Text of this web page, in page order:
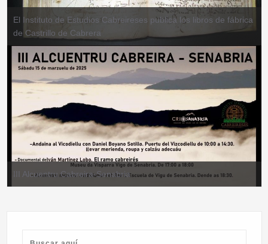
El Instituto de Estudios Cabreireses publica los libros de fábrica
de Castrillo de Cabrera
III Alcuentru Cabreira-Senabria